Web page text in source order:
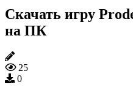
Скачать игру
на ПК
25
0